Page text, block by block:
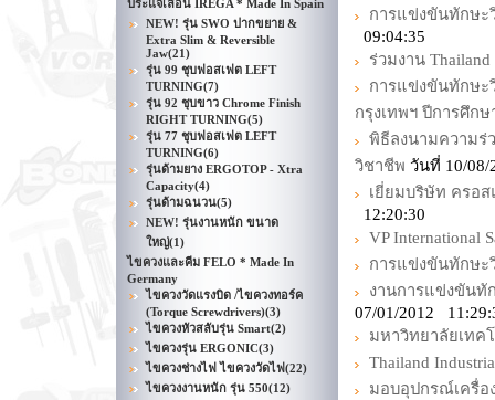
ประแจเลื่อน IREGA * Made In Spain
NEW! รุ่น SWO ปากขยาย &
Extra Slim & Reversible
Jaw(21)
รุ่น 99 ชุบฟอสเฟต LEFT
TURNING(7)
รุ่น 92 ชุบขาว Chrome Finish
RIGHT TURNING(5)
รุ่น 77 ชุบฟอสเฟต LEFT
TURNING(6)
รุ่นด้ามยาง ERGOTOP - Xtra
Capacity(4)
รุ่นด้ามฉนวน(5)
NEW! รุ่นงานหนัก ขนาด
ใหญ่(1)
ไขควงและคีม FELO * Made In
Germany
ไขควงวัดแรงบิด /ไขควงทอร์ค
(Torque Screwdrivers)(3)
ไขควงหัวสลับรุ่น Smart(2)
ไขควงรุ่น ERGONIC(3)
ไขควงช่างไฟ ไขควงวัดไฟ(22)
ไขควงงานหนัก รุ่น 550(12)
การแข่งขันทักษะ
09:04:35
ร่วมงาน Thailand
การแข่งขันทักษะ
กรุงเทพฯ ปีการศึกษ
พิธีลงนามความร่
วิชาชีพ วันที่ 10/
เยี่ยมบริษัท ครอ
12:20:30
VP International
การแข่งขันทักษะ
งานการแข่งขันทั
07/01/2012
มหาวิทยาลัยเทค
Thailand
มอบอุปกรณ์เครื่อ